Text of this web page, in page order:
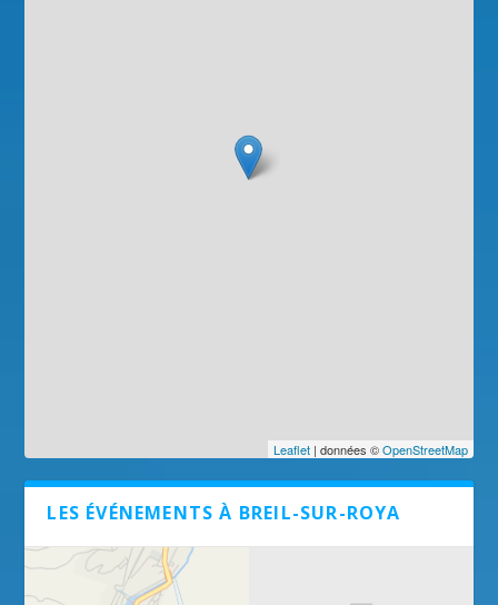
Leaflet| données ©OpenStreetMap
LES ÉVÉNEMENTS À BREIL-SUR-ROYA